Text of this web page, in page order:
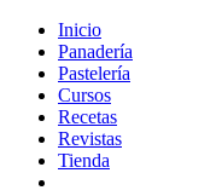
Inicio
Panadería
Pastelería
Cursos
Recetas
Revistas
Tienda